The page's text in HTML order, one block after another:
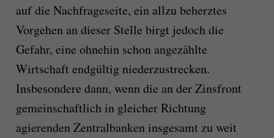
auf die Nachfrageseite, ein allzu beherztes
Vorgehen an dieser Stelle birgt jedoch die
Gefahr, eine ohnehin schon angezählte
Wirtschaft endgültig niederzustrecken.
Insbesondere dann, wenn die an der Zinsfront
gemeinschaftlich in gleicher Richtung
agierenden Zentralbanken insgesamt zu weit